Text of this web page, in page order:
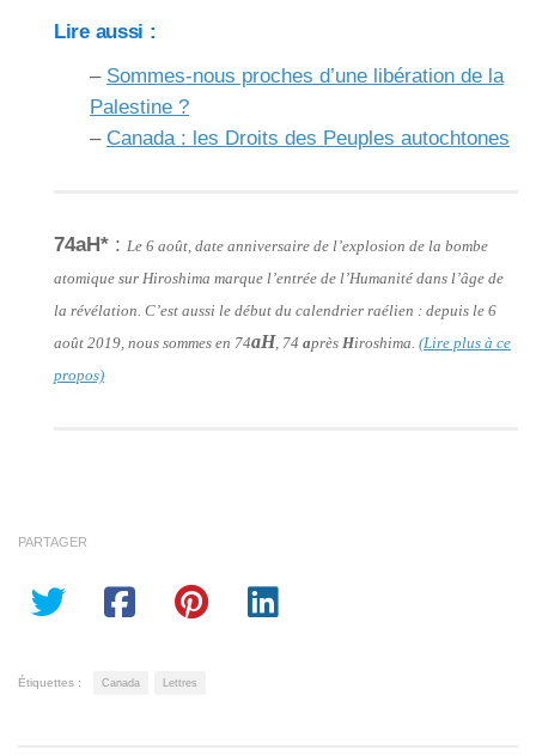
Lire aussi :
– Sommes-nous proches d’une libération de la
Palestine ?
– Canada : les Droits des Peuples autochtones
74aH* : Le 6 août, date anniversaire de l’explosion de la bombe
atomique sur Hiroshima marque l’entrée de l’Humanité dans l’âge de
la révélation. C’est aussi le début du calendrier raélien : depuis le 6
août 2019, nous sommes en 74aH, 74 après Hiroshima. (Lire plus à ce
propos)
PARTAGER
Étiquettes : Canada Lettres